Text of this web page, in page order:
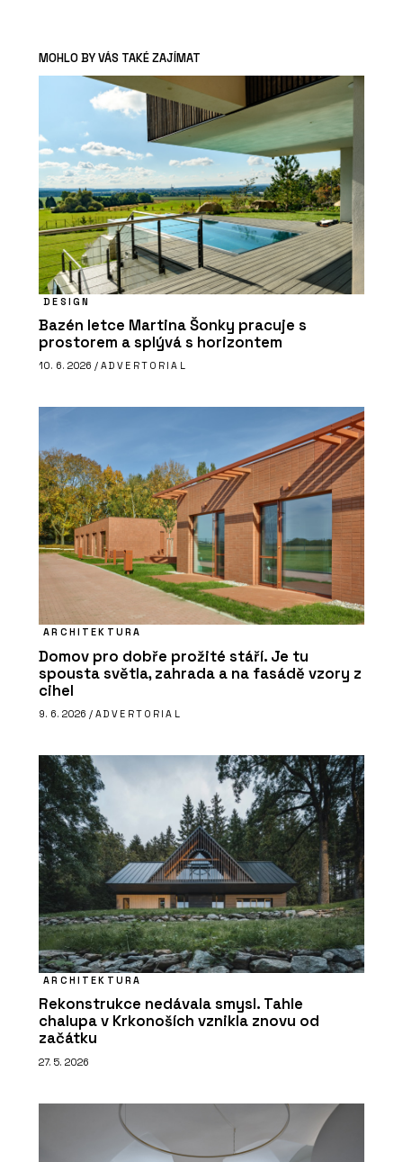
MOHLO BY VÁS TAKÉ ZAJÍMAT
DESIGN
Bazén letce Martina Šonky pracuje s
prostorem a splývá s horizontem
10. 6. 2026 / ADVERTORIAL
ARCHITEKTURA
Domov pro dobře prožité stáří. Je tu
spousta světla, zahrada a na fasádě vzory z
cihel
9. 6. 2026 / ADVERTORIAL
ARCHITEKTURA
Rekonstrukce nedávala smysl. Tahle
chalupa v Krkonoších vznikla znovu od
začátku
27. 5. 2026